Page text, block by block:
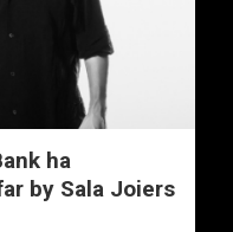
ha
by Sala Joiers